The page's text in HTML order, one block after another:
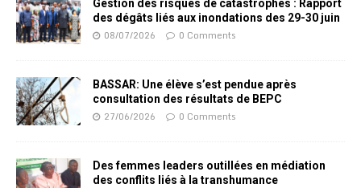
Gestion des risques de catastrophes : Rapport
des dégâts liés aux inondations des 29-30 juin
08/07/2026 0 Comments
BASSAR: Une élève s’est pendue après
consultation des résultats de BEPC
27/06/2026 0 Comments
Des femmes leaders outillées en médiation
des conflits liés à la transhumance